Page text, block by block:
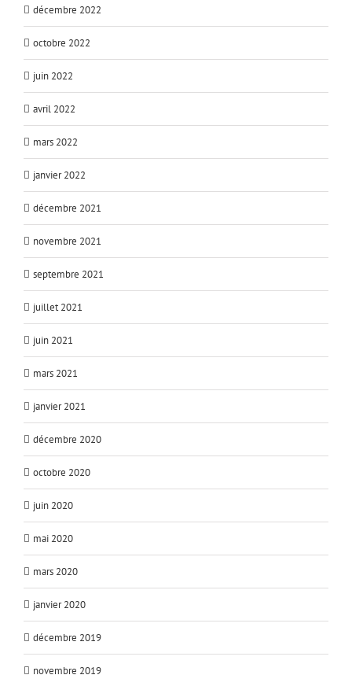
décembre 2022
octobre 2022
juin 2022
avril 2022
mars 2022
janvier 2022
décembre 2021
novembre 2021
septembre 2021
juillet 2021
juin 2021
mars 2021
janvier 2021
décembre 2020
octobre 2020
juin 2020
mai 2020
mars 2020
janvier 2020
décembre 2019
novembre 2019